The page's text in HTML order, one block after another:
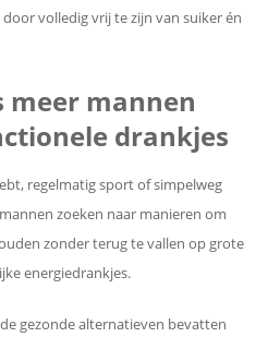
volledig vrij te zijn van suiker én
meer mannen
drankjes
regelmatig sport of simpelweg
zoeken naar manieren om
zonder terug te vallen op grote
energiedrankjes.
gezonde alternatieven bevatten